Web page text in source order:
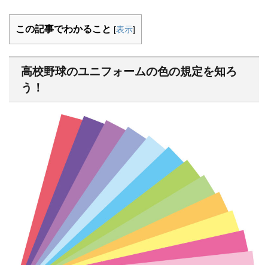
この記事でわかること [表示]
高校野球のユニフォームの色の規定を知ろ
う！